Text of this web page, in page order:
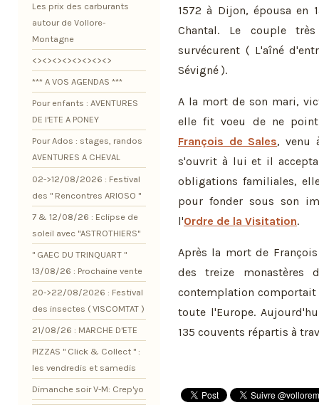
1572 à Dijon, épousa en
Chantal. Le couple
survécurent ( L'aîné
Sévigné ).
A la mort de son mari,
elle fit voeu de ne point
François de Sales, venu
s'ouvrit à lui et il accepta
obligations familiales,
pour fonder sous son
l'Ordre de la Visitation.
Après la mort de
des treize monastères
contemplation comportait
toute l'Europe.
135 couvents répartis à
Les prix des carburants
autour de Vollore-
Montagne
<><><><><><><><>
*** A VOS AGENDAS ***
Pour enfants : AVENTURES
DE l'ETE A PONEY
Pour Ados : stages, randos
AVENTURES A CHEVAL
02->12/08/2026 : Festival
des " Rencontres ARIOSO "
7 & 12/08/26 : Eclipse de
soleil avec "ASTROTHIERS"
" GAEC DU TRINQUART "
13/08/26 : Prochaine vente
20->22/08/2026 : Festival
des insectes ( VISCOMTAT )
21/08/26 : MARCHE D'ETE
PIZZAS " Click & Collect " :
les vendredis et samedis
Dimanche soir V-M: Crep'yo